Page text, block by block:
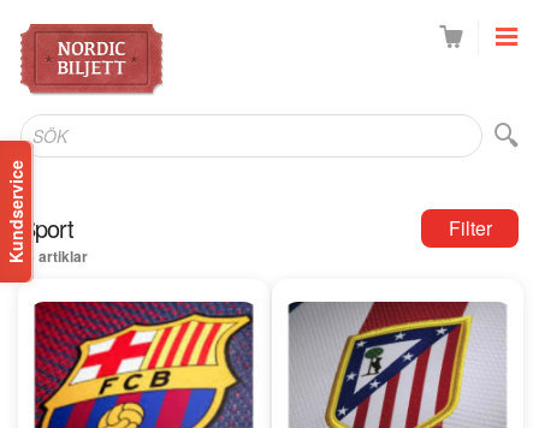
Kundservice
SÖK
Sport Filter
6 artiklar